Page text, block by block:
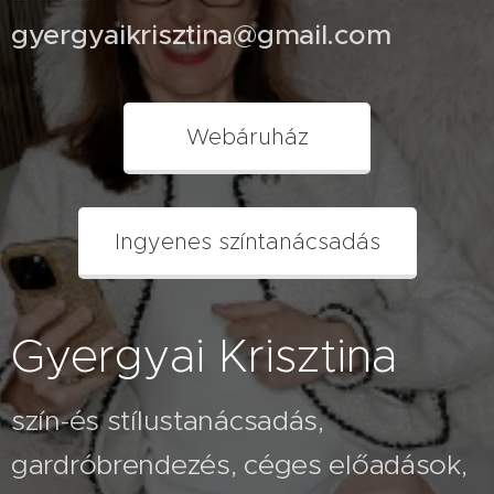
elsőként.
Gyergyai
Krisztina,
stílustanácsadó
cikke.
gyergyaikrisztina@gmail.com
Webáruház
Ingyenes színtanácsadás
Gyergyai Krisztina
szín-és stílustanácsadás,
gardróbrendezés, céges előadások,
2026.07.26